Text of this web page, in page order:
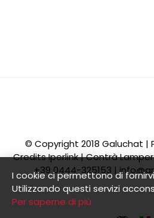
© Copyright 2018 Galuchat |
CreditsIperlink| Contrà
+39 0444-325153 |
I cookie ci permettono di
Utilizzando questi servizi
Per saperne di più